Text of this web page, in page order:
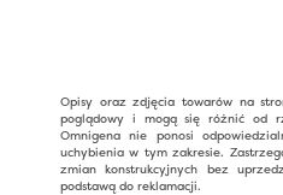
Opisy oraz zdjęcia towarów na
poglądowy i mogą się różnić od
Omnigena nie ponosi
uchybienia w tym zakresie.
zmian konstrukcyjnych bez
podstawą do reklamacji.